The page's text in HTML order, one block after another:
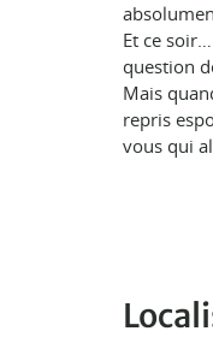
Et ce
question
Mais
repris
vous qui